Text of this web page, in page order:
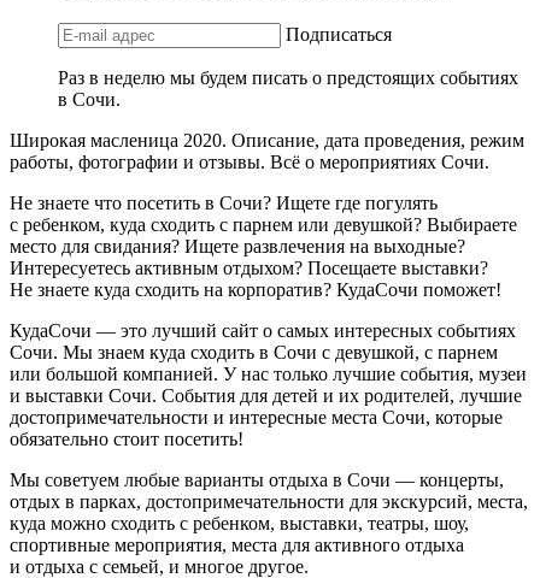
Подписаться
Раз в неделю мы будем писать о предстоящих событиях
в Сочи.
Широкая масленица 2020. Описание, дата проведения, режим
работы, фотографии и отзывы. Всё о мероприятиях Сочи.
Не знаете что посетить в Сочи? Ищете где погулять
с ребенком, куда сходить с парнем или девушкой? Выбираете
место для свидания? Ищете развлечения на выходные?
Интересуетесь активным отдыхом? Посещаете выставки?
Не знаете куда сходить на корпоратив? КудаСочи поможет!
КудаСочи — это лучший сайт о самых интересных событиях
Сочи. Мы знаем куда сходить в Сочи с девушкой, с парнем
или большой компанией. У нас только лучшие события, музеи
и выставки Сочи. События для детей и их родителей, лучшие
достопримечательности и интересные места Сочи, которые
обязательно стоит посетить!
Мы советуем любые варианты отдыха в Сочи — концерты,
отдых в парках, достопримечательности для экскурсий, места,
куда можно сходить с ребенком, выставки, театры, шоу,
спортивные мероприятия, места для активного отдыха
и отдыха с семьей, и многое другое.